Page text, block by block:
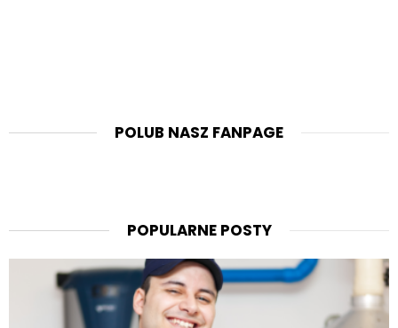
POLUB NASZ FANPAGE
POPULARNE POSTY